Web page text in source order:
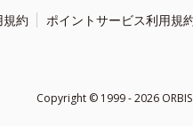
約 ポイントサービス利用規
Copyright © 1999 - 2026